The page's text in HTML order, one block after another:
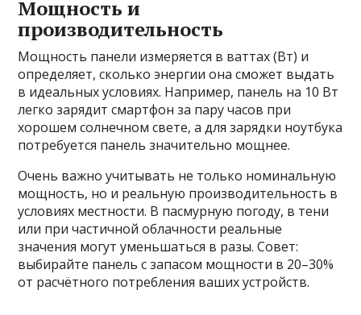
Мощность и
производительность
Мощность панели измеряется в ваттах (Вт) и
определяет, сколько энергии она сможет выдать
в идеальных условиях. Например, панель на 10 Вт
легко зарядит смартфон за пару часов при
хорошем солнечном свете, а для зарядки ноутбука
потребуется панель значительно мощнее.
Очень важно учитывать не только номинальную
мощность, но и реальную производительность в
условиях местности. В пасмурную погоду, в тени
или при частичной облачности реальные
значения могут уменьшаться в разы. Совет:
выбирайте панель с запасом мощности в 20–30%
от расчётного потребления ваших устройств.